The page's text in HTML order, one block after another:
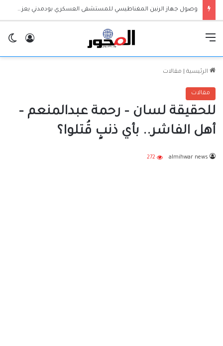
الرئيسية مقالات
مقالات
للحقيقة لسان – رحمة عبدالمنعم –
أهل الفاشر.. بأي ذنبٍ قُتلوا؟
almihwar news
272